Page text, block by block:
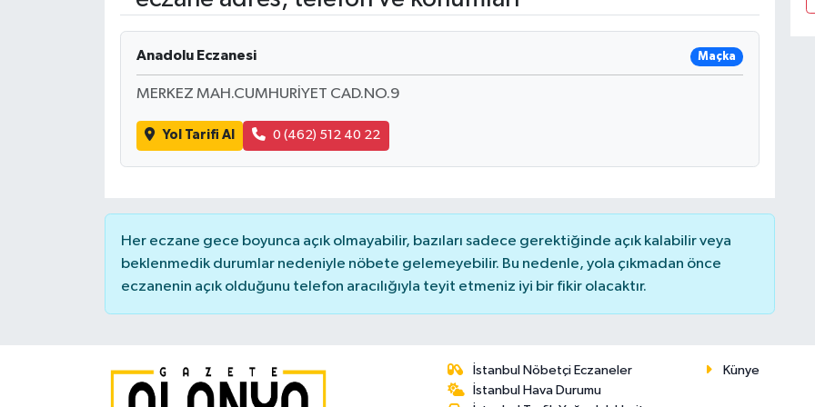
Anadolu Eczanesi Maçka
MERKEZ MAH.CUMHURİYET CAD.NO.9
Yol Tarifi Al 0 (462) 512 40 22
Her eczane gece boyunca açık olmayabilir, bazıları sadece gerektiğinde açık kalabilir veya
beklenmedik durumlar nedeniyle nöbete gelemeyebilir. Bu nedenle, yola çıkmadan önce
eczanenin açık olduğunu telefon aracılığıyla teyit etmeniz iyi bir fikir olacaktır.
İstanbul Nöbetçi Eczaneler
İstanbul Hava Durumu
Künye